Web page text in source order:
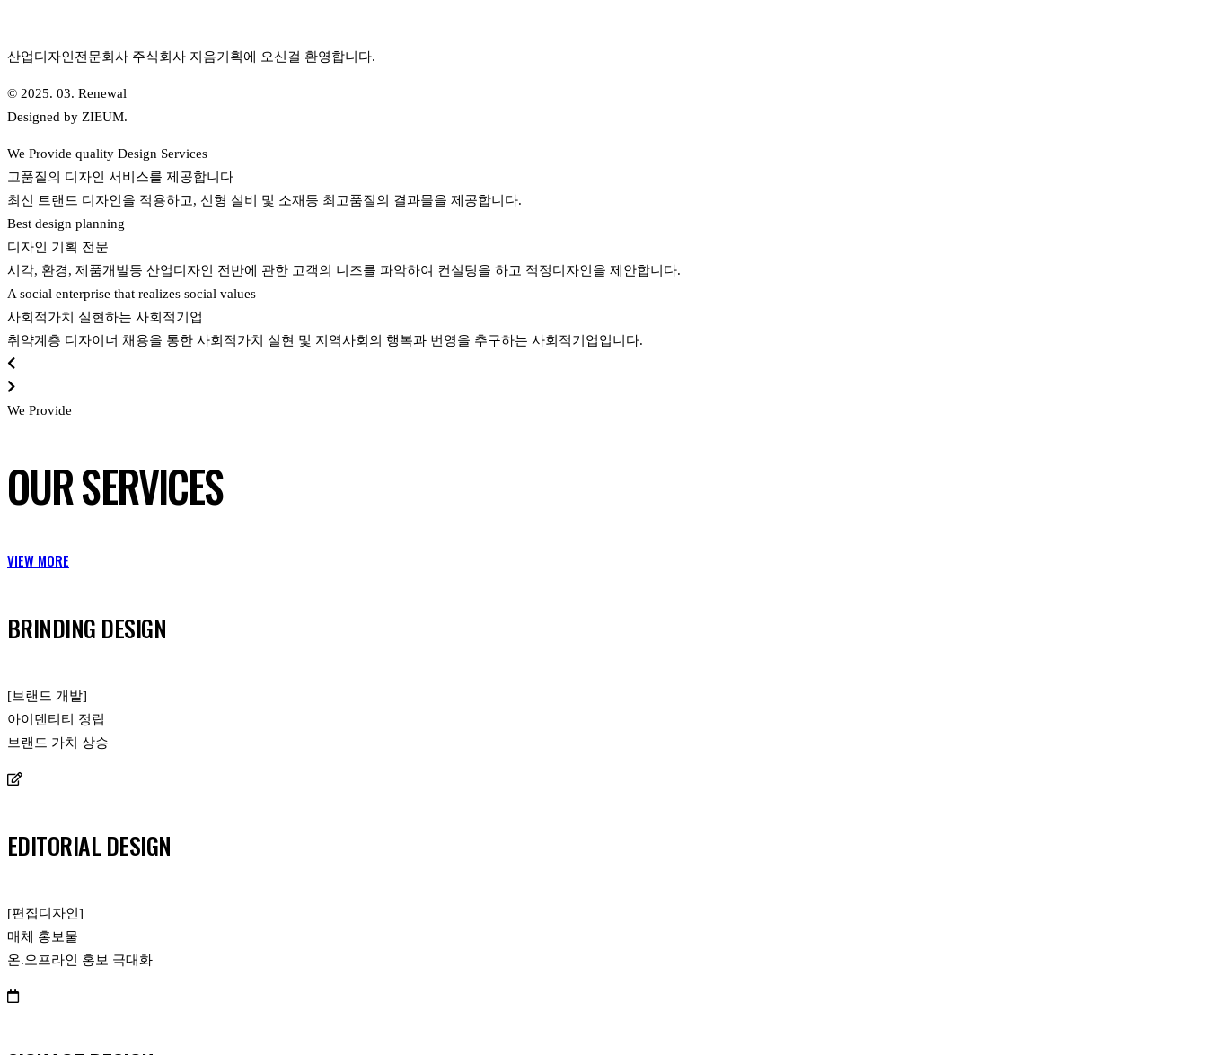
산업디자인전문회사 주식회사 지음기획에 오신걸 환영합니다.
© 2025. 03. Renewal
Designed by ZIEUM.
We Provide quality Design Services
고품질의 디자인 서비스를 제공합니다
최신 트랜드 디자인을 적용하고, 신형 설비 및 소재등 최고품질의 결과물을 제공합니다.
Best design planning
디자인 기획 전문
시각, 환경, 제품개발등 산업디자인 전반에 관한 고객의 니즈를 파악하여 컨설팅을 하고 적정디자인을 제안합니다.
A social enterprise that realizes social values
사회적가치 실현하는 사회적기업
취약계층 디자이너 채용을 통한 사회적가치 실현 및 지역사회의 행복과 번영을 추구하는 사회적기업입니다.
We Provide
OUR SERVICES
VIEW MORE
BRINDING DESIGN
[브랜드 개발]
아이덴티티 정립
브랜드 가치 상승
EDITORIAL DESIGN
[편집디자인]
매체 홍보물
온.오프라인 홍보 극대화